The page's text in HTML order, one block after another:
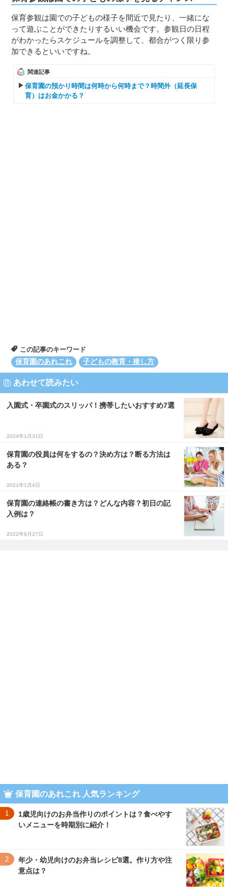
保育参観は園での子どもの様子を間近で見たり、一緒にな
って遊ぶことができたりするいい機会です。参観日の日程
がわかったらスケジュールを調整して、都合がつく限り参
加できるといいですね。
関連記事
保育園の預かり時間は何時から何時まで？時間外（延長保
育）はお金かかる？
この記事のキーワード
保育園のあれこれ
子どもの教育・接し方
あわせて読みたい
入園式・卒園式のスリッパ！携帯したいおすすめ7選
2024年1月31日
保育園の役員は何をするの？決め方は？断る方法は
ある？
2021年1月4日
保育園の連絡帳の書き方は？どんな内容？初日の記
入例は？
2022年9月27日
保育園のあれこれ 人気ランキング
1
1歳児向けのお弁当作りのポイントは？食べやす
いメニューを時期別に紹介！
2
年少・幼児向けのお弁当レシピ8選。作り方や注
意点は？